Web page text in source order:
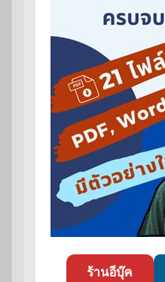
ร้านอีบุ๊ค